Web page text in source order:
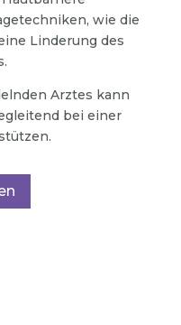
wie die
Linderung des
Arztes kann
bei einer